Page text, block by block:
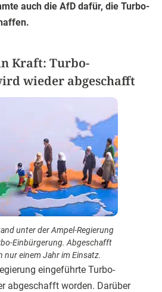
auch die AfD dafür, die Turbo-
Kraft: Turbo-
wieder abgeschafft
unter der Ampel-Regierung
Einbürgerung. Abgeschafft
nur einem Jahr im Einsatz.
eingeführte Turbo-
abgeschafft worden. Darüber